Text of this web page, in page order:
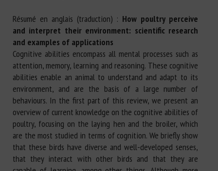
Résumé en anglais (traduction) : How poultry perceive
and interpret their environment: scientific research
and examples of applications
Cognitive abilities encompass all mental processes such as
attention, memory, learning and reasoning. These cognitive
abilities enable an animal to understand and adapt to its
environment, and are the basis of a large number of
behaviours. In the first part of this review, we present an
overview of current knowledge on the cognitive abilities of
poultry, focusing on the laying hen and the broiler, which
are the most studied in terms of cognition. We briefly show
that these birds have diverse and well-developed senses,
that they interact with other birds and that they are